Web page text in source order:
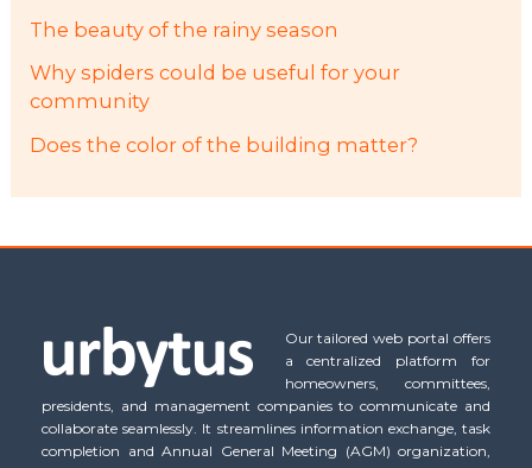
The beauty of the rainy season
Why spiders could be useful for your
community
Does the color of the building matter?
Our tailored web portal offers
a centralized platform for
homeowners, committees,
presidents, and management companies to communicate and
collaborate seamlessly. It streamlines information exchange, task
completion and Annual General Meeting (AGM) organization,